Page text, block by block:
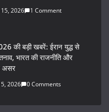
2026 1 Comment
की बड़ी खबरें: ईरान युद्ध से
भारत की राजनीति और
असर
2026 0 Comments